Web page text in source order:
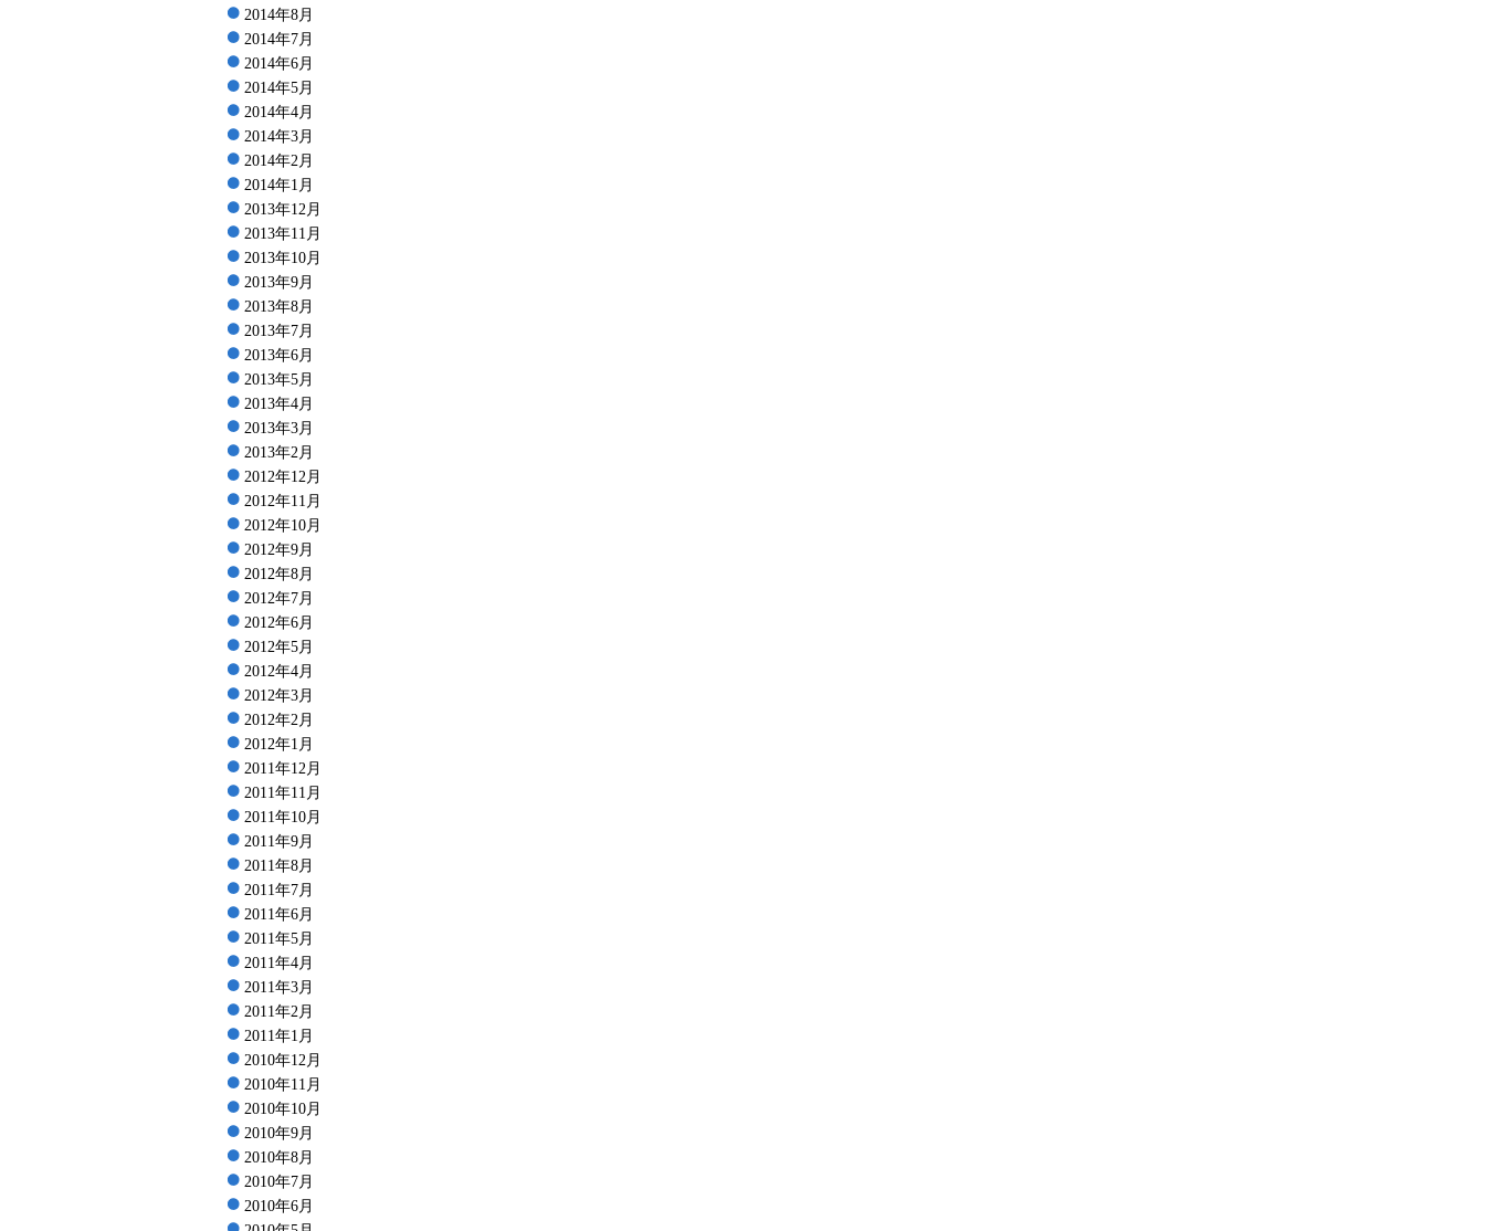
2014年8月
2014年7月
2014年6月
2014年5月
2014年4月
2014年3月
2014年2月
2014年1月
2013年12月
2013年11月
2013年10月
2013年9月
2013年8月
2013年7月
2013年6月
2013年5月
2013年4月
2013年3月
2013年2月
2012年12月
2012年11月
2012年10月
2012年9月
2012年8月
2012年7月
2012年6月
2012年5月
2012年4月
2012年3月
2012年2月
2012年1月
2011年12月
2011年11月
2011年10月
2011年9月
2011年8月
2011年7月
2011年6月
2011年5月
2011年4月
2011年3月
2011年2月
2011年1月
2010年12月
2010年11月
2010年10月
2010年9月
2010年8月
2010年7月
2010年6月